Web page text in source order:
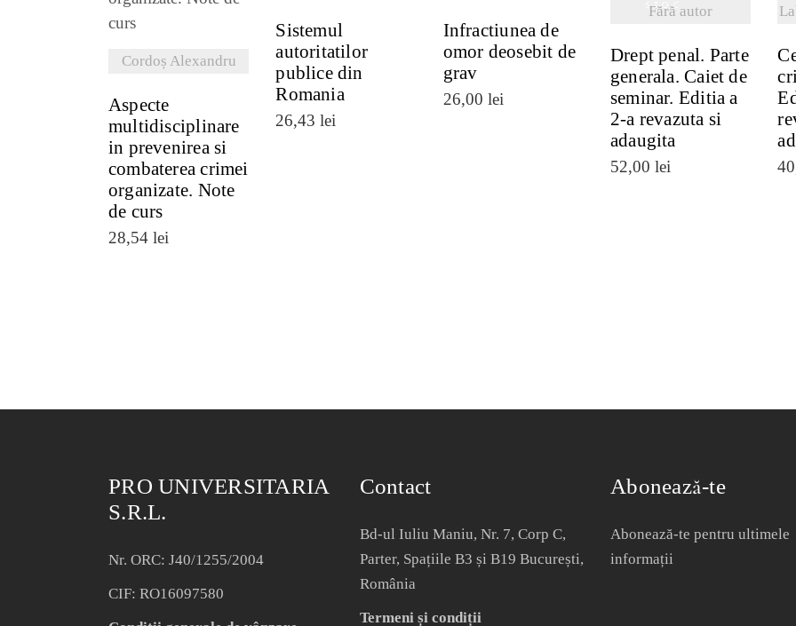
Cordoș Alexandru
Aspecte
multidisciplinare
in prevenirea si
combaterea crimei
organizate. Note
de curs
28,54 lei
Sistemul
autoritatilor
publice din
Romania
26,43lei
Infractiunea de
omor deosebit de
grav
26,00 lei
STOC
Fără autor
Drept penal. Parte
generala. Caiet de
seminar. Editia a
2-a revazuta si
adaugita
52,00 lei
PRO UNIVERSITARIA
S.R.L.
Nr. ORC: J40/1255/2004
CIF: RO16097580
Contact
Bd-ul Iuliu Maniu, Nr. 7, Corp C,
Parter, Spațiile B3 și B19 București,
România
Termeni și condiții
Abonează-te
Abonează-te pentru ultimele
informații